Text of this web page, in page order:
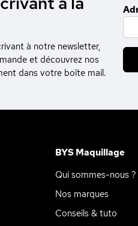
à notre newsletter,
et découvrez nos
dans votre boîte mail.
BYS Maquillage
Qui sommes-nous ?
Nos marques
Conseils & tuto